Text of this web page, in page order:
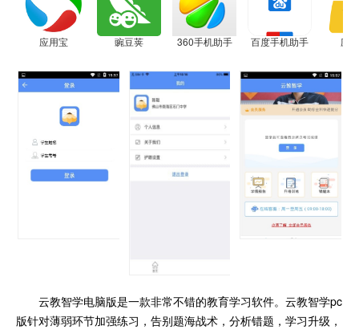
应用宝 豌豆荚 360手机助手 百度手机助手 应
云教智学电脑版是一款非常不错的教育学习软件。云教智学pc
版针对薄弱环节加强练习，告别题海战术，分析错题，学习升级，